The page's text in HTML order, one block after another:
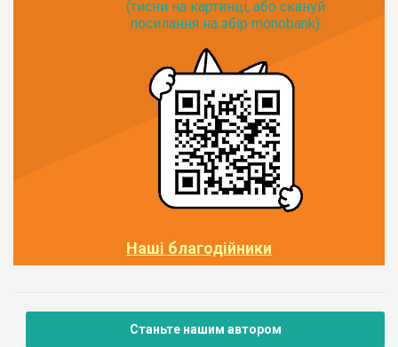
(тисни на картинці, або скануй
посилання на збір monobank):
Наші благодійники
Станьте нашим автором